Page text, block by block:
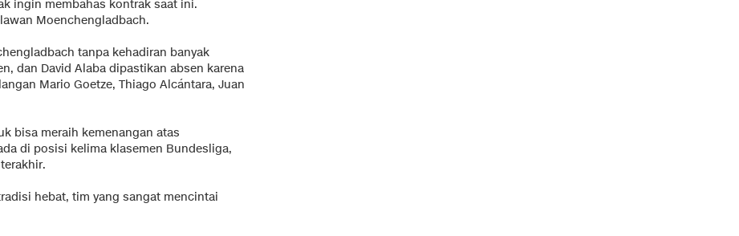
ingin membahas kontrak saat ini.
Moenchengladbach.
tanpa kehadiran banyak
dan David Alaba dipastikan absen karena
Mario Goetze, Thiago Alcántara, Juan
bisa meraih kemenangan atas
di posisi kelima klasemen Bundesliga,
hebat, tim yang sangat mencintai